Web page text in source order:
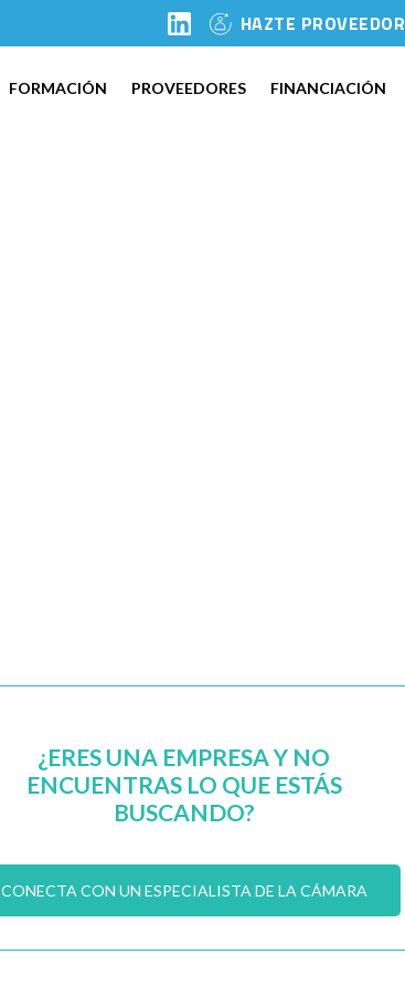
HAZTE PROVEEDOR
FORMACIÓN PROVEEDORES FINANCIACIÓN
¿ERES UNA EMPRESA Y NO
ENCUENTRAS LO QUE ESTÁS
BUSCANDO?
CONECTA CON UN ESPECIALISTA DE LA CÁMARA